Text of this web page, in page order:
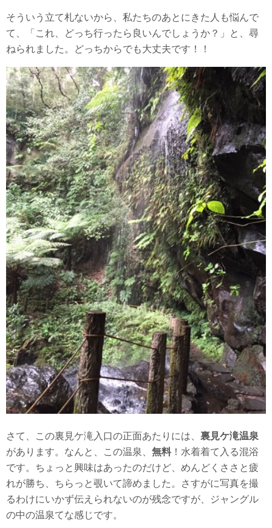
そういう立て札ないから、私たちのあとにきた人も悩んで
て、「これ、どっち行ったら良いんでしょうか？」と、尋
ねられました。どっちからでも大丈夫です！！
さて、この裏見ケ滝入口の正面あたりには、 裏見ケ滝温泉
があります。なんと、この温泉、 無料！水着着て入る混浴
です。ちょっと興味はあったのだけど、めんどくささと疲
れが勝ち、ちらっと覗いて諦めました。さすがに写真を撮
るわけにいかず伝えられないのが残念ですが、ジャングル
の中の温泉てな感じです。